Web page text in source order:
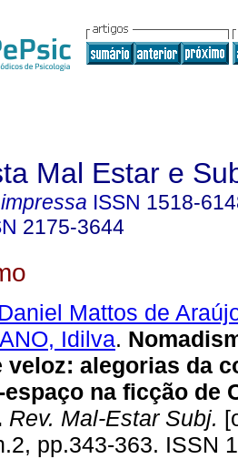
Mal Estar e
ISSN 1518-
2175-3644
Mattos de
Idilva.
veloz: alegorias da
na ficção de
Rev. Mal-Estar Subj.
pp.343-363. ISSN